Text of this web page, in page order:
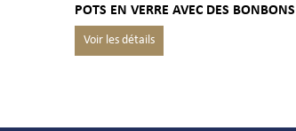
POTS EN VERRE AVEC DES BONBONS